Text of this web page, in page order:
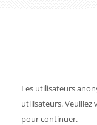
Les utilisateurs
utilisateurs. Veuillez
pour continuer.